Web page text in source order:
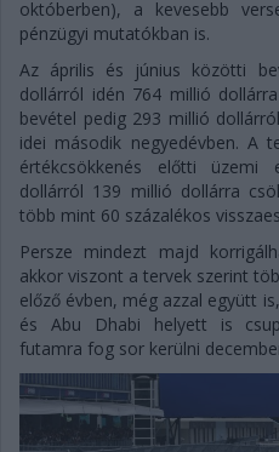
októberben), a kevesebb
pénzügyi mutatókban is.
Az április és június közötti
dollárról idén 764 millió
bevétel pedig 293 millió
idei második negyedévben. A
értékcsökkenés előtti üzemi
dollárról 139 millió dollárra
több mint 60 százalékos
Persze mindezt majd
akkor viszont a tervek szerint
előző évben, még azzal együtt
és Abu Dhabi helyett is
futamra fog sor kerülni